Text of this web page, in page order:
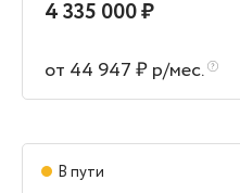
4 335 000 ₽
от 44 947 ₽ р/мес.
В пути